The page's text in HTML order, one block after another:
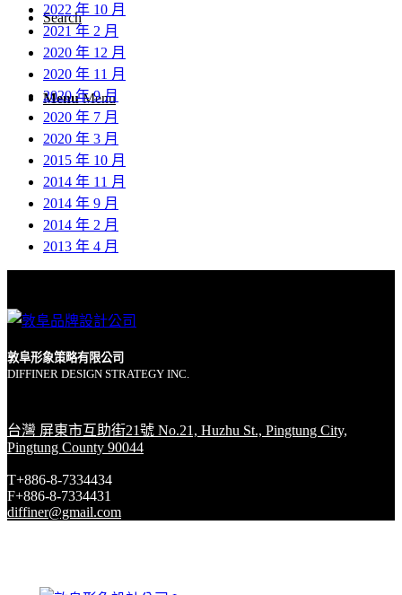
Search
Menu Menu
2022 年 10 月
2021 年 2 月
2020 年 12 月
2020 年 11 月
2020 年 9 月
2020 年 7 月
2020 年 3 月
2015 年 10 月
2014 年 11 月
2014 年 9 月
2014 年 2 月
2013 年 4 月
敦阜形象策略有限公司
DIFFINER DESIGN STRATEGY INC.
台灣 屏東市互助街21號 No.21, Huzhu St., Pingtung City,
Pingtung County 90044
T+886-8-7334434
F+886-8-7334431
diffiner@gmail.com